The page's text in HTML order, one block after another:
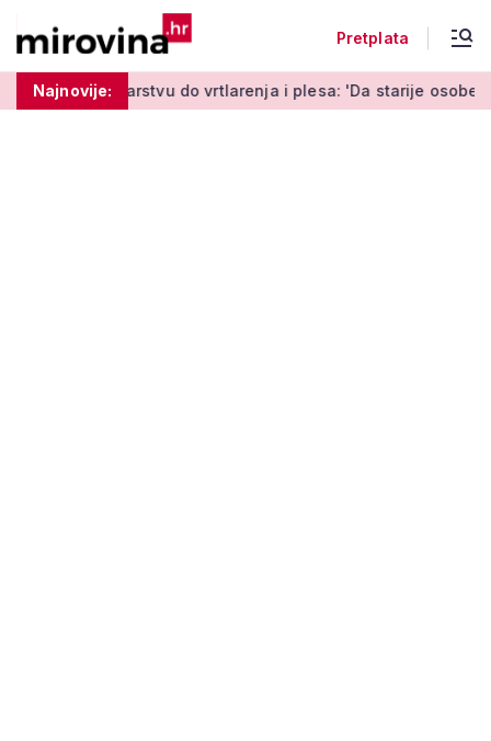
Pretplata
Najnovije:
do vrtlarenja i plesa: 'Da starije osobe ne ostavimo same'